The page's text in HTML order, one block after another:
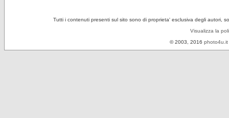
Tutti i contenuti presenti sul sito sono di proprieta' esclusiva degli autori,
Visualizza la
© 2003, 2016 photo4u.it